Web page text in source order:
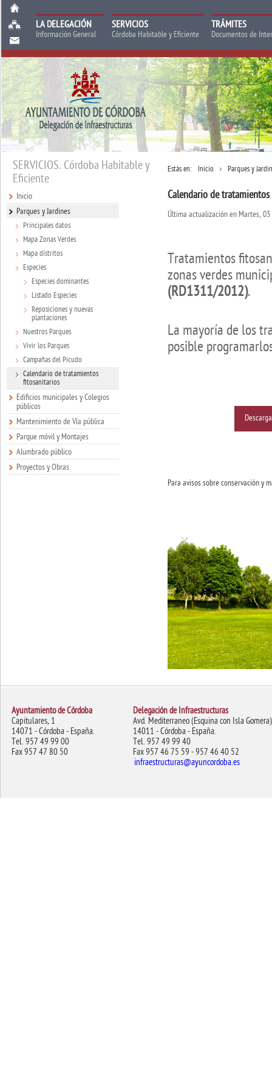
LA DELEGACIÓN
Información General
SERVICIOS
Córdoba Habitable y Eficiente
TRÁMITES
Documentos de
SERVICIOS. Córdoba Habitable y
Eficiente
Inicio
Parques y Jardines
Principales datos
Mapa Zonas Verdes
Mapa distritos
Especies
Especies dominantes
Listado Especies
Reposiciones y nuevas
plantaciones
Nuestros Parques
Vivir los Parques
Campañas del Picudo
Calendario de tratamientos
fitosanitarios
Edificios municipales y Colegios
públicos
Mantenimiento de Vía pública
Parque móvil y Montajes
Alumbrado público
Proyectos y Obras
Estás en: Inicio Parques y
Calendario de
Última actualización en Martes, 03
Tratamientos
zonas verdes
(RD1311/2012).
La mayoría de los
posible
Para avisos sobre conservación y
Ayuntamiento de Córdoba
Capitulares, 1
14071 - Córdoba - España.
Tel. 957 49 99 00
Fax 957 47 80 50
Delegación de Infraestructuras
Avd. Mediterraneo (Esquina con Isla Gomera)
14011 - Córdoba - España.
Tel. 957 49 99 40
Fax 957 46 75 59 - 957 46 40 52
infraestructuras@ayuncordoba.es